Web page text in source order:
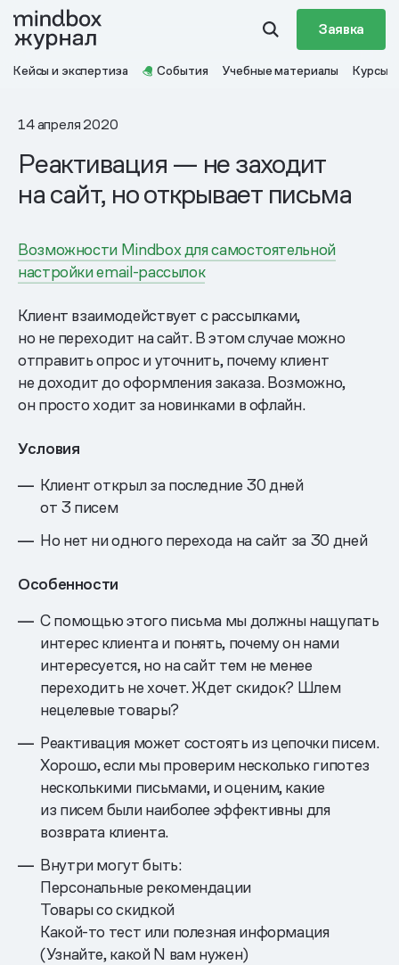
Заявка
Кейсы и экспертиза События Учебные материалы Курсы
14 апреля 2020
Реактивация — не заходит
на сайт, но открывает письма
Возможности Mindbox для самостоятельной
настройки email-рассылок
Клиент взаимодействует с рассылками,
но не переходит на сайт. В этом случае можно
отправить опрос и уточнить, почему клиент
не доходит до оформления заказа. Возможно,
он просто ходит за новинками в офлайн.
Условия
Клиент открыл за последние 30 дней
от 3 писем
Но нет ни одного перехода на сайт за 30 дней
Особенности
С помощью этого письма мы должны нащупать
интерес клиента и понять, почему он нами
интересуется, но на сайт тем не менее
переходить не хочет. Ждет скидок? Шлем
нецелевые товары?
Реактивация может состоять из цепочки писем.
Хорошо, если мы проверим несколько гипотез
несколькими письмами, и оценим, какие
из писем были наиболее эффективны для
возврата клиента.
Внутри могут быть:
Персональные рекомендации
Товары со скидкой
Какой-то тест или полезная информация
(Узнайте, какой N вам нужен)